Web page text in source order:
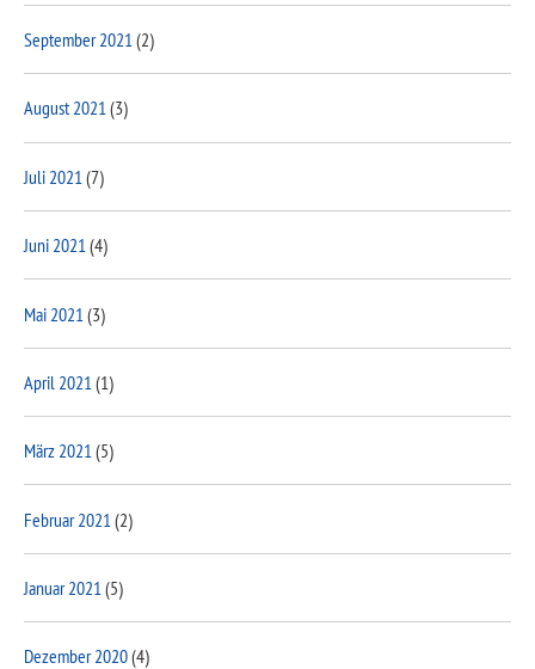
September 2021(2)
August 2021(3)
Juli 2021 (7)
Juni 2021(4)
Mai 2021 (3)
April 2021 (1)
März 2021(5)
Februar 2021 (2)
Januar 2021(5)
Dezember 2020(4)